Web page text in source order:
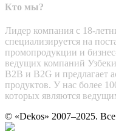
Кто мы?
Лидер компания с 18-
специализируется на
промопродукции и
ведущих компаний
B2B и B2G и предлагает
продуктов. У нас более
которых являются
© «Dekos» 2007–2025.